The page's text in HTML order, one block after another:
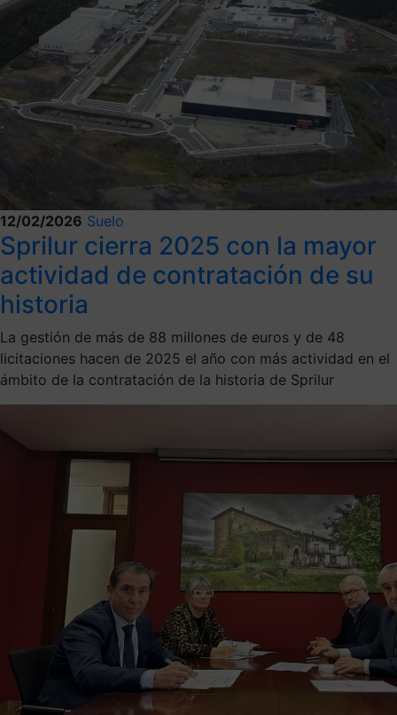
12/02/2026 Suelo
Sprilur cierra 2025 con la mayor
actividad de contratación de su
historia
La gestión de más de 88 millones de euros y de 48
licitaciones hacen de 2025 el año con más actividad en el
ámbito de la contratación de la historia de Sprilur